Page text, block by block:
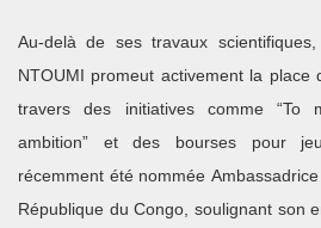
Au‑delà de ses travaux
NTOUMI promeut activement la place
travers des initiatives comme “To
ambition” et des bourses pour
récemment été nommée
République du Congo, soulignant son